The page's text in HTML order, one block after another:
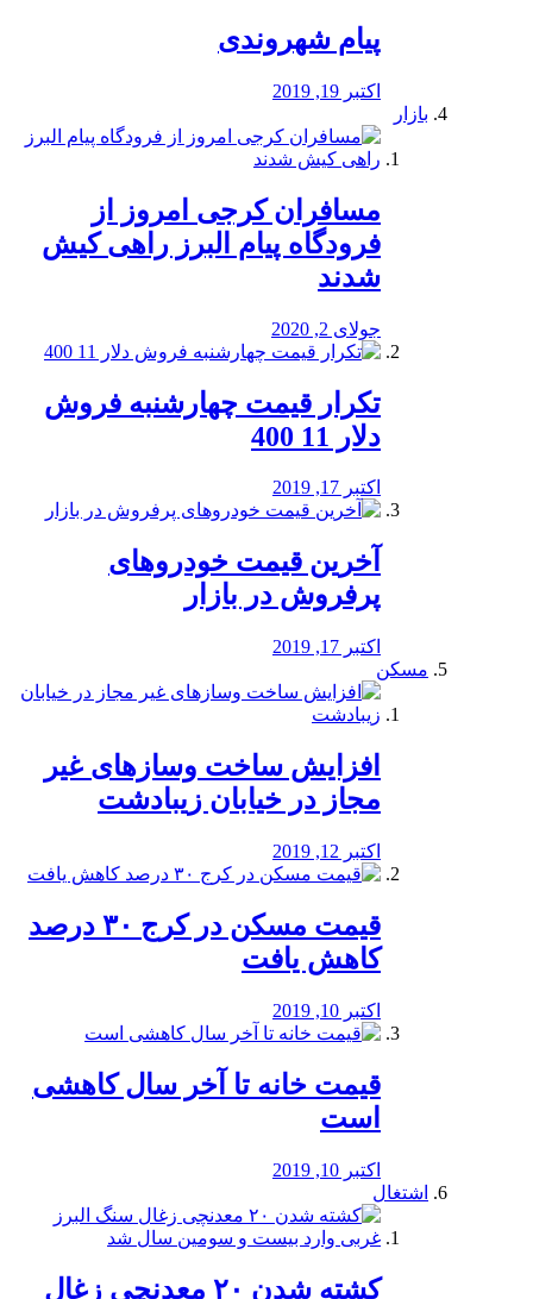
پیام شهروندی
اکتبر 19, 2019
بازار
مسافران کرجی امروز از
فرودگاه پیام البرز راهی کیش
شدند
جولای 2, 2020
تکرار قیمت چهارشنبه فروش
دلار 11 400
اکتبر 17, 2019
آخرین قیمت خودرو‌های
پرفروش در بازار
اکتبر 17, 2019
مسکن
افزایش ساخت وسازهای غیر
مجاز در خیابان زیبادشت
اکتبر 12, 2019
️قیمت مسکن در کرج ۳۰ درصد
کاهش یافت
اکتبر 10, 2019
قیمت خانه تا آخر سال کاهشی
است
اکتبر 10, 2019
اشتغال
کشته شدن ۲۰ معدنچی زغال